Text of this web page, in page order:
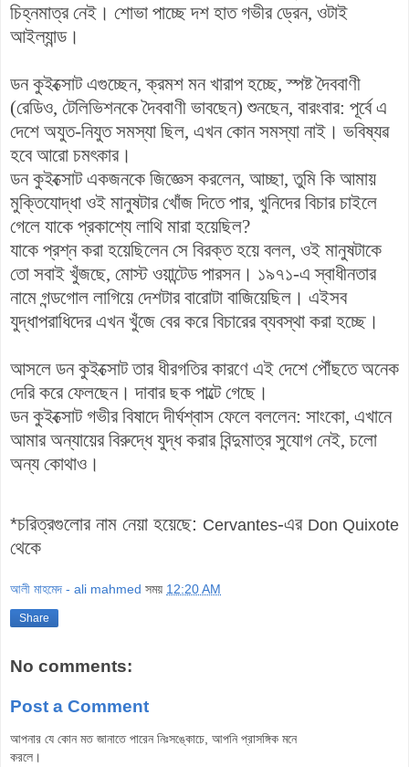
চিহ্নমাত্র নেই। শোভা পাচ্ছে দশ হাত গভীর ড্রেন, ওটাই
আইল্যান্ড।
ডন কুইক্সোট এগুচ্ছেন, ক্রমশ মন খারাপ হচ্ছে, স্পষ্ট দৈববাণী
(রেডিও, টেলিভিশনকে দৈববাণী ভাবছেন) শুনছেন, বারংবার: পূর্বে এ
দেশে অযুত-নিযুত সমস্যা ছিল, এখন কোন সমস্যা নাই। ভবিষ্যৱ
হবে আরো চমৎকার।
ডন কুইক্সোট একজনকে জিজ্ঞেস করলেন, আচ্ছা, তুমি কি আমায়
মুক্তিযোদ্ধা ওই মানুষটার খোঁজ দিতে পার, খুনিদের বিচার চাইলে
গেলে যাকে প্রকাশ্যে লাথি মারা হয়েছিল?
যাকে প্রশ্ন করা হয়েছিলেন সে বিরক্ত হয়ে বলল, ওই মানুষটাকে
তো সবাই খুঁজছে, মোস্ট ওয়ান্টেড পারসন। ১৯৭১-এ স্বাধীনতার
নামে গন্ডগোল লাগিয়ে দেশটার বারোটা বাজিয়েছিল। এইসব
যুদ্ধাপরাধিদের এখন খুঁজে বের করে বিচারের ব্যবস্থা করা হচ্ছে।
আসলে ডন কুইক্সোট তার ধীরগতির কারণে এই দেশে পৌঁছতে অনেক
দেরি করে ফেলছেন। দাবার ছক পাল্টে গেছে।
ডন কুইক্সোট গভীর বিষাদে দীর্ঘশ্বাস ফেলে বললেন: সাংকো, এখানে
আমার অন্যায়ের বিরুদ্ধে যুদ্ধ করার বিন্দুমাত্র সুযোগ নেই, চলো
অন্য কোথাও।
*চরিত্রগুলোর নাম নেয়া হয়েছে: Cervantes-এর Don Quixote
থেকে
আলী মাহমেদ - ali mahmed সময় 12:20 AM
Share
No comments:
Post a Comment
আপনার যে কোন মত জানাতে পারেন নিঃসঙ্কোচে, আপনি প্রাসঙ্গিক মনে
করলে।